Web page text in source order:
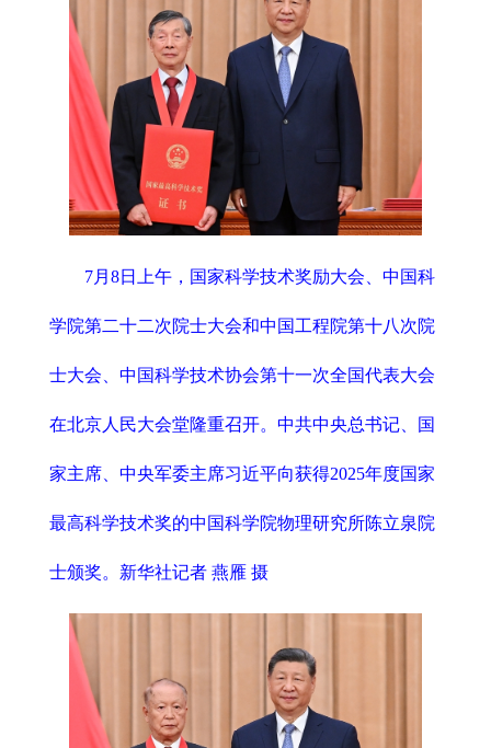
7月8日上午，国家科学技术奖励大会、中国科
学院第二十二次院士大会和中国工程院第十八次院
士大会、中国科学技术协会第十一次全国代表大会
在北京人民大会堂隆重召开。中共中央总书记、国
家主席、中央军委主席习近平向获得2025年度国家
最高科学技术奖的中国科学院物理研究所陈立泉院
士颁奖。新华社记者 燕雁 摄